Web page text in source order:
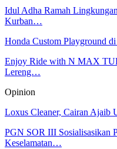
Idul Adha Ramah
Kurban…
Honda Custom Playground
Enjoy Ride with N MAX
Lereng…
Opinion
Loxus Cleaner, Cairan Ajaib
PGN SOR III Sosialisasikan
Keselamatan…